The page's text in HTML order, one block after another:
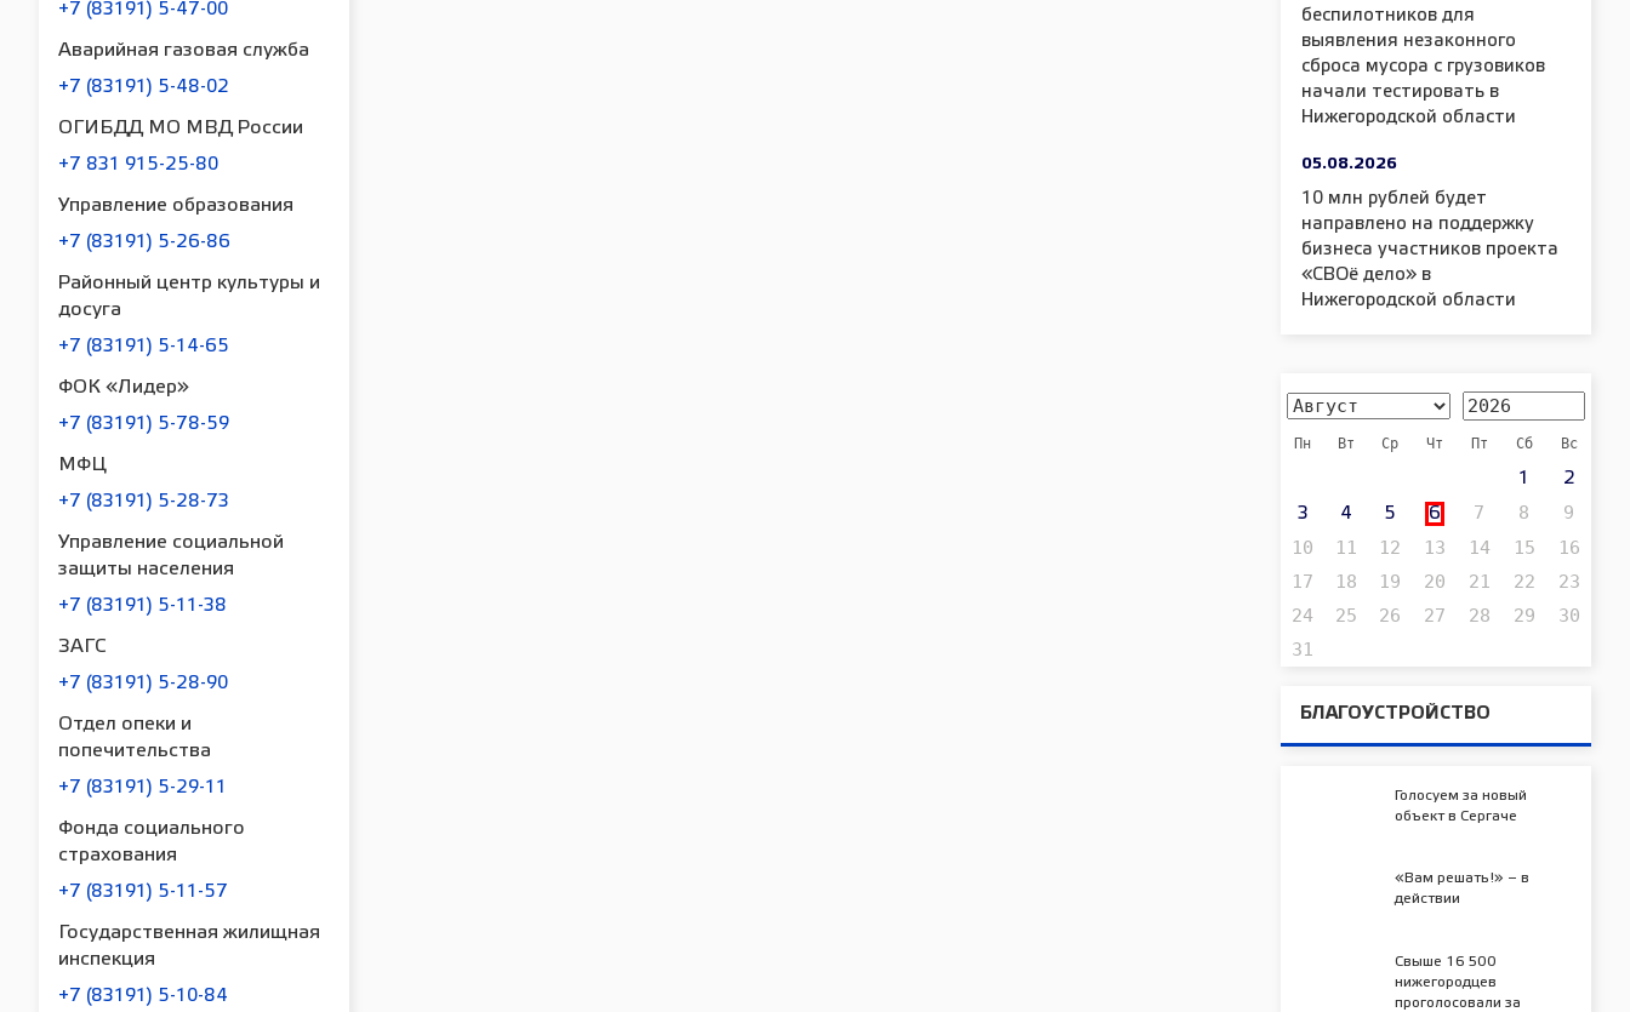
+7 (83191) 5-47-00
Аварийная газовая служба
+7 (83191) 5-48-02
ОГИБДД МО МВД России
+7 831 915-25-80
Управление образования
+7 (83191) 5-26-86
Районный центр культуры и
досуга
+7 (83191) 5-14-65
ФОК «Лидер»
+7 (83191) 5-78-59
МФЦ
+7 (83191) 5-28-73
Управление социальной
защиты населения
+7 (83191) 5-11-38
ЗАГС
+7 (83191) 5-28-90
Отдел опеки и
попечительства
+7 (83191) 5-29-11
Фонда социального
страхования
+7 (83191) 5-11-57
Государственная жилищная
инспекция
+7 (83191) 5-10-84
беспилотников для
выявления незаконного
сброса мусора с грузовиков
начали тестировать в
Нижегородской области
05.08.2026
10 млн рублей будет
направлено на поддержку
бизнеса участников проекта
«СВОё дело» в
Нижегородской области
Пн Вт Ср Чт Пт Сб Вс
1 2
3 4 5 6 7 8
9
10
11 12 13 14 15
16
17
18 19 20 21 22
23
24
25 26 27 28 29
30
31
БЛАГОУСТРОЙСТВО
Голосуем за новый
объект в Сергаче
«Вам решать!» – в
действии
Свыше 16 500
нижегородцев
проголосовали за